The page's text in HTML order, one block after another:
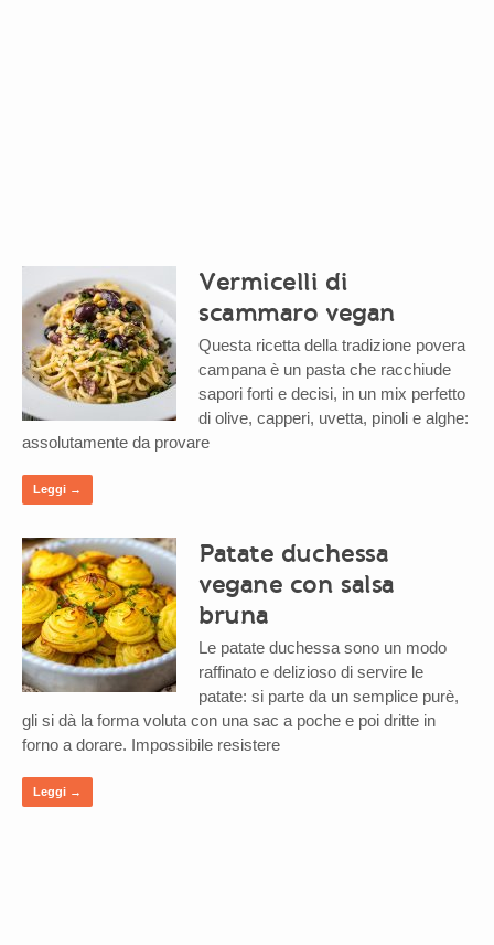
Vermicelli di
scammaro vegan
Questa ricetta della tradizione povera
campana è un pasta che racchiude
sapori forti e decisi, in un mix perfetto
di olive, capperi, uvetta, pinoli e alghe:
assolutamente da provare
Leggi →
Patate duchessa
vegane con salsa
bruna
Le patate duchessa sono un modo
raffinato e delizioso di servire le
patate: si parte da un semplice purè,
gli si dà la forma voluta con una sac a poche e poi dritte in
forno a dorare. Impossibile resistere
Leggi →